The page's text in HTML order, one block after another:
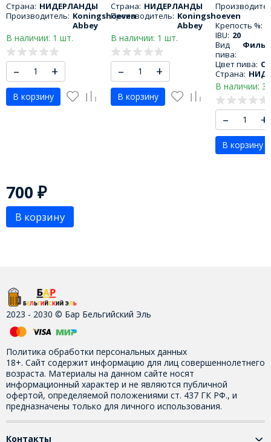
МЛ
Страна: НИДЕРЛАНДЫ
Производитель: Koningshoeven
Abbey
В наличии: 1 шт.
– +
В корзину
Страна: НИДЕРЛАНДЫ
Производитель: Koningshoeven
Abbey
В наличии: 1 шт.
– +
В корзину
2025 750 МЛ
Крепость %:
IBU: 20
Вид
пива:
Цвет пива:
Страна:
В наличии: 3
– +
В корзину
700 ₽
В корзину
2023 - 2030 © Бар Бельгийский Эль
Политика обработки персональных данных
18+. Сайт содержит информацию для лиц совершеннолетнего
возраста. Материалы на данном сайте носят
информационный характер и не являются публичной
офертой, определяемой положениями ст. 437 ГК РФ., и
предназначены только для личного использования.
Контакты